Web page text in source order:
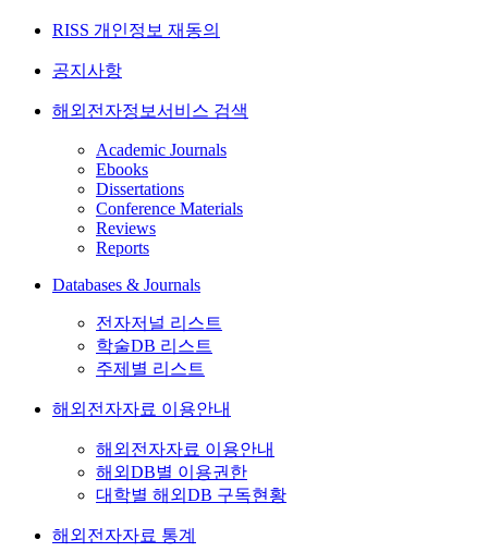
RISS 개인정보 재동의
공지사항
해외전자정보서비스 검색
Academic Journals
Ebooks
Dissertations
Conference Materials
Reviews
Reports
Databases & Journals
전자저널 리스트
학술DB 리스트
주제별 리스트
해외전자자료 이용안내
해외전자자료 이용안내
해외DB별 이용권한
대학별 해외DB 구독현황
해외전자자료 통계